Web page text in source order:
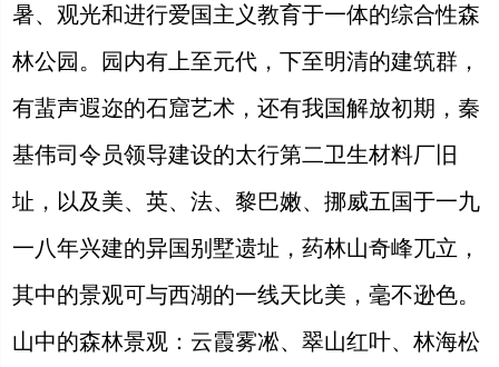
暑、观光和进行爱国主义教育于一体的综合性森
林公园。园内有上至元代，下至明清的建筑群，
有蜚声遐迩的石窟艺术，还有我国解放初期，秦
基伟司令员领导建设的太行第二卫生材料厂旧
址，以及美、英、法、黎巴嫩、挪威五国于一九
一八年兴建的异国别墅遗址，药林山奇峰兀立，
其中的景观可与西湖的一线天比美，毫不逊色。
山中的森林景观：云霞雾凇、翠山红叶、林海松